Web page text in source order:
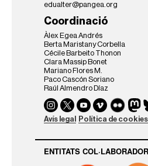
edualter@pangea.org
Coordinació
Àlex Egea Andrés
Berta Maristany Corbella
Cécile Barbeito Thonon
Clara Massip Bonet
Mariano Flores M.
Paco Cascón Soriano
Raúl Almendro Díaz
Avís legal Política de cookies
ENTITATS